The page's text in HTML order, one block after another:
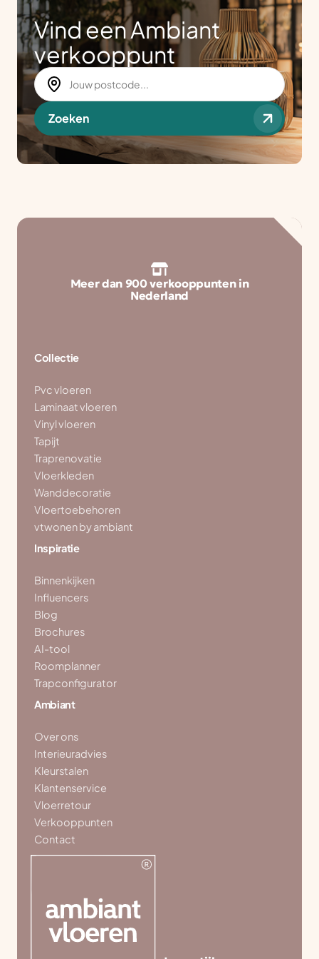
Vind een Ambiant
verkooppunt
Zoeken
Meer dan 900 verkooppunten in
Nederland
Collectie
Pvc vloeren
Laminaat vloeren
Vinyl vloeren
Tapijt
Traprenovatie
Vloerkleden
Wanddecoratie
Vloertoebehoren
vtwonen by ambiant
Inspiratie
Binnenkijken
Influencers
Blog
Brochures
AI-tool
Roomplanner
Trapconfigurator
Ambiant
Over ons
Interieuradvies
Kleurstalen
Klantenservice
Vloerretour
Verkooppunten
Contact